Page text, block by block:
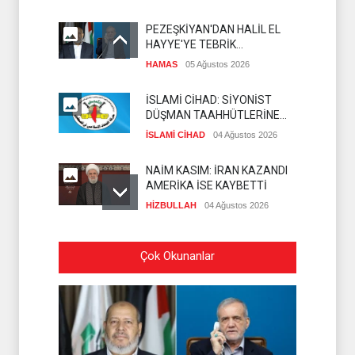
PEZEŞKİYAN'DAN HALİL EL
HAYYE'YE TEBRİK
TELEFONU
HAMAS 05 Ağustos 2026
İSLAMİ CİHAD: SİYONİST
DÜŞMAN TAAHHÜTLERİNE
UYMUYOR
İSLAMİ CİHAD 04 Ağustos 2026
NAİM KASIM: İRAN KAZANDI
AMERİKA İSE KAYBETTİ
HİZBULLAH 04 Ağustos 2026
GAZZE’DE KATLİAM: 9
ŞEHİT
GAZZE 02 Ağustos 2026
HAMAS'TAN
SİLAHSIZLANMA
KONUSUNDA NET
HAMAS 02 Ağustos 2026
Çok Okunanlar